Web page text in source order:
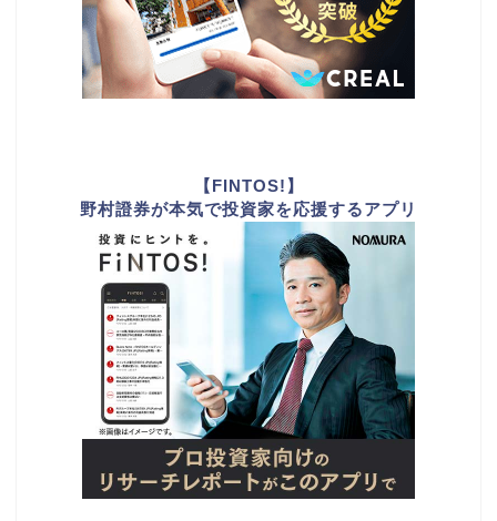
【FINTOS!】
野村證券が本気で投資家を応援するアプリ